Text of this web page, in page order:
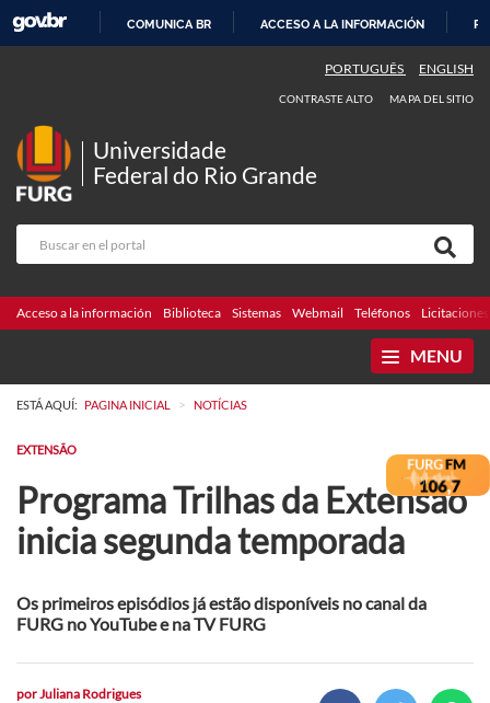
CONTENIDO
COMUNICA BR ACCESO A LA INFORMACIÓN
PORTUGUÊS ENGLISH
CONTRASTE ALTO MAPA DEL SITIO
Universidade
Federal do Rio Grande
Acceso a la información Biblioteca Sistemas Webmail Teléfonos Licitaciones
MENU
ESTÁ AQUÍ: PAGINA INICIAL > NOTÍCIAS
EXTENSÃO
Programa Trilhas da Extensão
inicia segunda temporada
Os primeiros episódios já estão disponíveis no canal da
FURG no YouTube e na TV FURG
porJuliana Rodrigues